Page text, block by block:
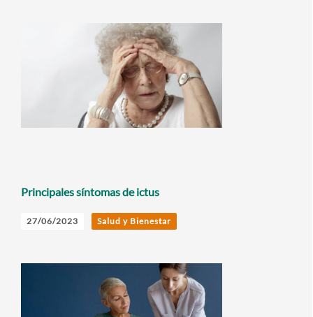
Principales síntomas de ictus
27/06/2023 Salud y Bienestar